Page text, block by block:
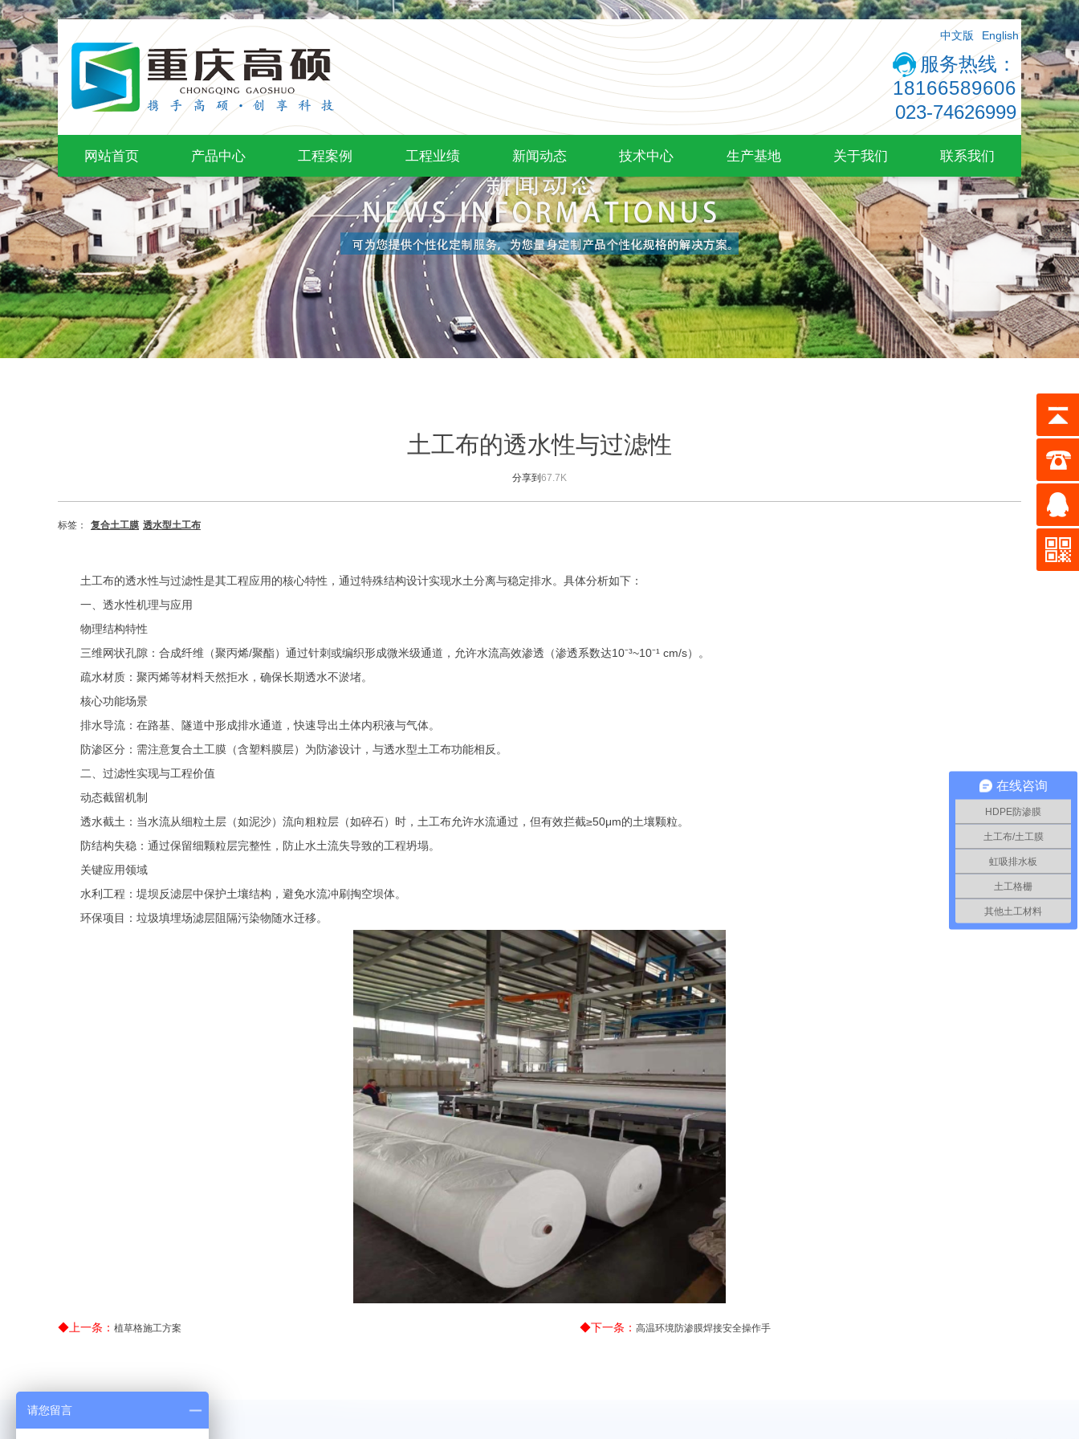
中文版 English
服务热线：
18166589606
023-74626999
网站首页 产品中心 工程案例 工程业绩 新闻动态 技术中心 生产基地 关于我们 联系我们
土工布的透水性与过滤性
分享到 67.7K
标签： 复合土工膜 透水型土工布
土工布的透水性与过滤性是其工程应用的核心特性，通过特殊结构设计实现水土分离与稳定排水。具体分析如下：
‌一、透水性机理与应用‌
‌物理结构特性‌
‌三维网状孔隙‌：合成纤维（聚丙烯/聚酯）通过针刺或编织形成微米级通道，允许水流高效渗透（渗透系数达10⁻³~10⁻¹ cm/s）‌。
‌疏水材质‌：聚丙烯等材料天然拒水，确保长期透水不淤堵‌。
‌核心功能场景‌
‌排水导流‌：在路基、隧道中形成排水通道，快速导出土体内积液与气体‌。
‌防渗区分‌：需注意复合土工膜（含塑料膜层）为防渗设计，与透水型土工布功能相反‌。
‌二、过滤性实现与工程价值‌
‌动态截留机制‌
‌透水截土‌：当水流从细粒土层（如泥沙）流向粗粒层（如碎石）时，土工布允许水流通过，但有效拦截≥50μm的土壤颗粒‌。
‌防结构失稳‌：通过保留细颗粒层完整性，防止水土流失导致的工程坍塌‌。
‌关键应用领域‌
‌水利工程‌：堤坝反滤层中保护土壤结构，避免水流冲刷掏空坝体‌。
‌环保项目‌：垃圾填埋场滤层阻隔污染物随水迁移‌。
◆上一条： 植草格施工方案 ◆下一条： 高温环境防渗膜焊接安全操作手
在线咨询
HDPE防渗膜
土工布/土工膜
虹吸排水板
土工格栅
其他土工材料
请您留言